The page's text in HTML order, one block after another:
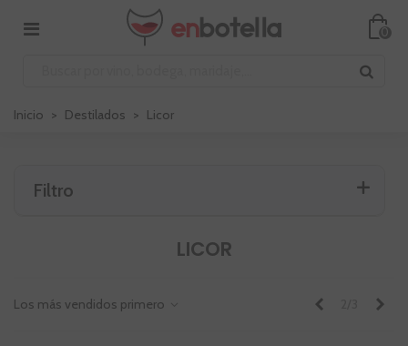
0
Inicio > Destilados > Licor
Filtro
LICOR
Los más vendidos primero